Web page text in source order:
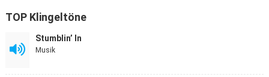
TOP Klingeltöne
Stumblin’ In
Musik